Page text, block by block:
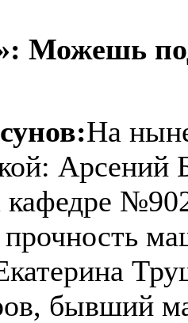
Можешь
На
кафедре
бывший